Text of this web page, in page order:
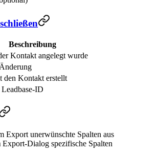
Beschreibung
Kontakt angelegt wurde
den Kontakt erstellt
ID
Export unerwünschte Spalten aus
Dialog spezifische Spalten